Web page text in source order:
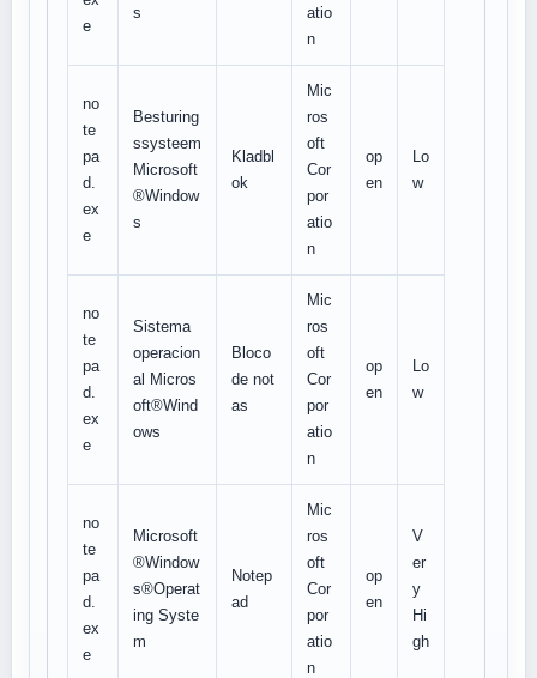
e
s
atio
n
no
te
pa
d.
ex
e
Besturing
ssysteem
Microsoft
®Window
s
Kladbl
ok
Mic
ros
oft
Cor
por
atio
n
op
en
Lo
w
no
te
pa
d.
ex
e
Sistema
operacion
al Micros
oft®Wind
ows
Bloco
de not
as
Mic
ros
oft
Cor
por
atio
n
op
en
Lo
w
no
te
pa
d.
ex
e
Microsoft
®Window
s®Operat
ing Syste
m
Notep
ad
Mic
ros
oft
Cor
por
atio
n
op
en
V
er
y
Hi
gh